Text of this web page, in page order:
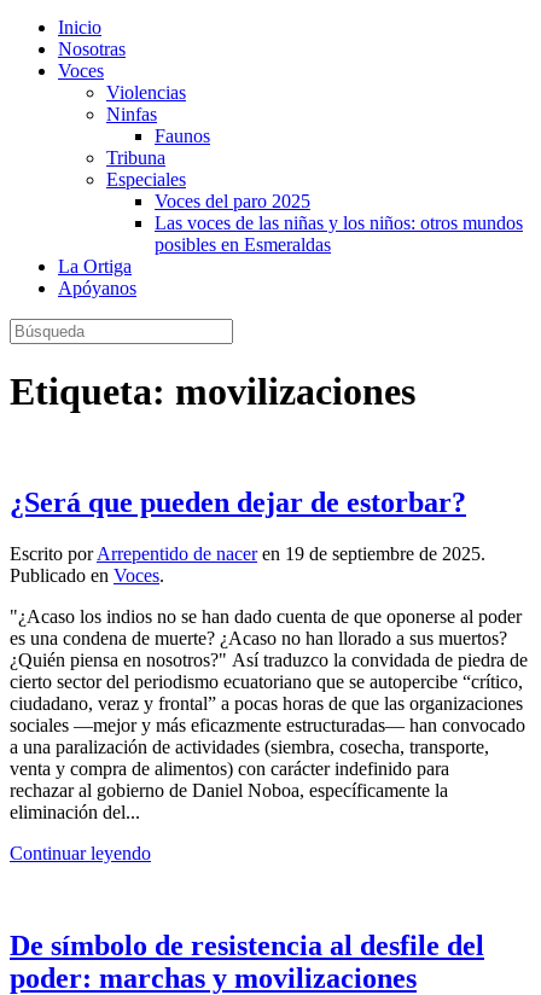
Inicio
Nosotras
Voces
Violencias
Ninfas
Faunos
Tribuna
Especiales
Voces del paro 2025
Las voces de las niñas y los niños: otros mundos
posibles en Esmeraldas
La Ortiga
Apóyanos
Etiqueta: movilizaciones
¿Será que pueden dejar de estorbar?
Escrito porArrepentido de naceren 19 de septiembre de 2025.
Publicado en Voces.
"¿Acaso los indios no se han dado cuenta de que oponerse al poder
es una condena de muerte? ¿Acaso no han llorado a sus muertos?
¿Quién piensa en nosotros?" Así traduzco la convidada de piedra de
cierto sector del periodismo ecuatoriano que se autopercibe “crítico,
ciudadano, veraz y frontal” a pocas horas de que las organizaciones
sociales —mejor y más eficazmente estructuradas— han convocado
a una paralización de actividades (siembra, cosecha, transporte,
venta y compra de alimentos) con carácter indefinido para
rechazar al gobierno de Daniel Noboa, específicamente la
eliminación del...
Continuar leyendo
De símbolo de resistencia al desfile del
poder: marchas y movilizaciones